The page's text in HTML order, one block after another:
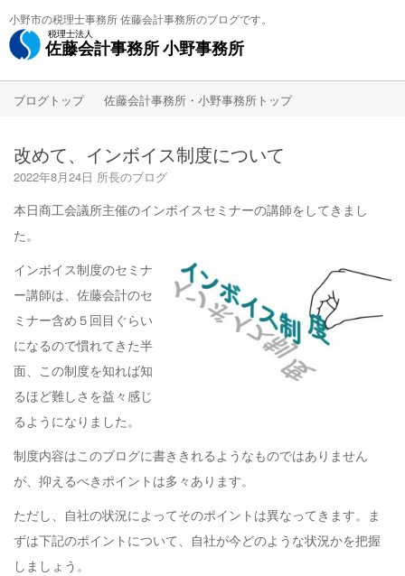
小野市の税理士事務所 佐藤会計事務所のブログです。
税理士法人
佐藤会計事務所 小野事務所
ブログトップ 佐藤会計事務所・小野事務所トップ
改めて、インボイス制度について
2022年8月24日 所長のブログ
本日商工会議所主催のインボイスセミナーの講師をしてきまし
た。
インボイス制度のセミナ
ー講師は、佐藤会計のセ
ミナー含め５回目ぐらい
になるので慣れてきた半
面、この制度を知れば知
るほど難しさを益々感じ
るようになりました。
制度内容はこのブログに書ききれるようなものではありません
が、抑えるべきポイントは多々あります。
ただし、自社の状況によってそのポイントは異なってきます。ま
ずは下記のポイントについて、自社が今どのような状況かを把握
しましょう。